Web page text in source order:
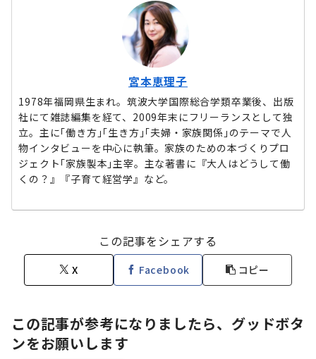
宮本恵理子
1978年福岡県生まれ。筑波大学国際総合学類卒業後、出版
社にて雑誌編集を経て、2009年末にフリーランスとして独
立。主に｢働き方｣｢生き方｣｢夫婦・家族関係｣のテーマで人
物インタビューを中心に執筆。家族のための本づくりプロ
ジェクト｢家族製本｣主宰。主な著書に『大人はどうして働
くの？』『子育て経営学』など。
この記事をシェアする
X Facebook コピー
この記事が参考になりましたら、グッドボタ
ンをお願いします